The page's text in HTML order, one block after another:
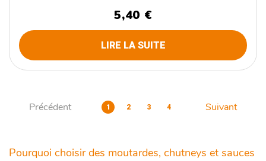
5,40 €
LIRE LA SUITE
Précédent 1 2 3 4 Suivant
Pourquoi choisir des moutardes, chutneys et sauces